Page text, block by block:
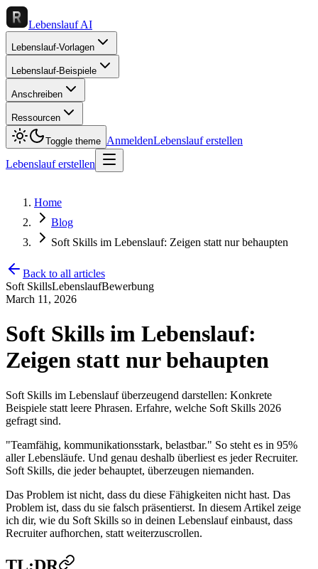
Lebenslauf AI
Lebenslauf-Vorlagen
Lebenslauf-Beispiele
Anschreiben
Ressourcen
Toggle theme AnmeldenLebenslauf erstellen
Lebenslauf erstellen
Home
Blog
Soft Skills im Lebenslauf: Zeigen statt nur behaupten
Back to all articles
Soft SkillsLebenslaufBewerbung
March 11, 2026
Soft Skills im Lebenslauf:
Zeigen statt nur behaupten
Soft Skills im Lebenslauf überzeugend darstellen: Konkrete
Beispiele statt leere Phrasen. Erfahre, welche Soft Skills 2026
gefragt sind.
"Teamfähig, kommunikationsstark, belastbar." So steht es in 95%
aller Lebensläufe. Und genau deshalb überliest es jeder Recruiter.
Soft Skills, die jeder behauptet, überzeugen niemanden.
Das Problem ist nicht, dass du diese Fähigkeiten nicht hast. Das
Problem ist, dass du sie falsch präsentierst. In diesem Artikel zeige
ich dir, wie du Soft Skills so in deinen Lebenslauf einbaust, dass
Recruiter aufhorchen, statt weiterzuscrollen.
TL;DR